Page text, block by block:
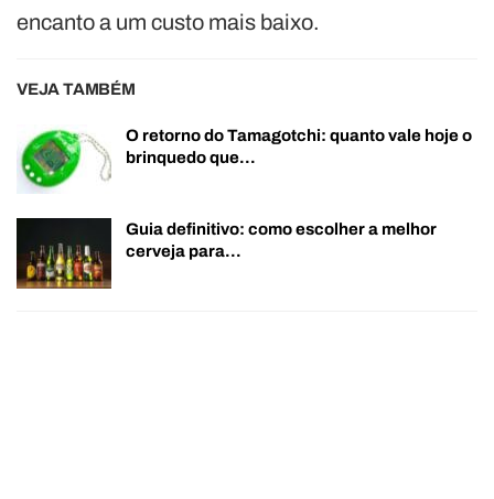
encanto a um custo mais baixo.
VEJA TAMBÉM
O retorno do Tamagotchi: quanto vale hoje o
brinquedo que…
Guia definitivo: como escolher a melhor
cerveja para…